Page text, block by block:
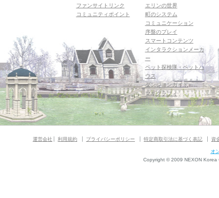
ファンサイトリンク
コミュニティポイント
エリンの世界
町のシステム
コミュニケーション
序盤のプレイ
スマートコンテンツ
インタラクションメーカ
ー
ペット探検隊・ペットハ
ウス
ダンジョンガイド
マギグラフィ
運営会社 利用規約 プライバシーポリシー 特定商取引法に基づく表記 資
オ
Copyright © 2009 NEXON Korea